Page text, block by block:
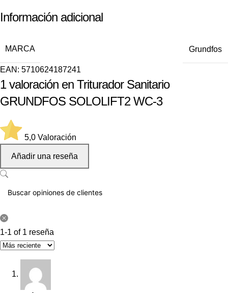
Información adicional
MARCA Grundfos
EAN: 5710624187241
1 valoración en Triturador Sanitario
GRUNDFOS SOLOLIFT2 WC-3
5,0 Valoración
Añadir una reseña
1-1 of 1 reseña